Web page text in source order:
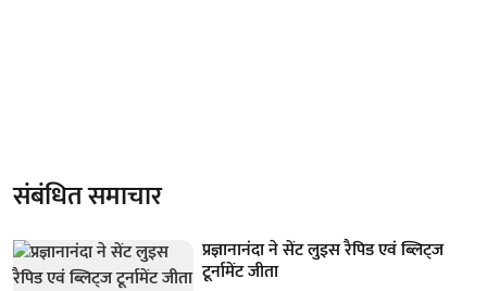
संबंधित समाचार
प्रज्ञानानंदा ने सेंट लुइस रैपिड एवं ब्लिट्ज
टूर्नामेंट जीता